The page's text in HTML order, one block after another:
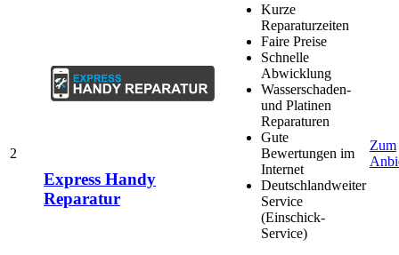
2
Express Handy
Reparatur
Kurze
Reparaturzeiten
Faire Preise
Schnelle
Abwicklung
Wasserschaden-
und Platinen
Reparaturen
Gute
Bewertungen im
Internet
Deutschlandweiter
Service
(Einschick-
Service)
Zum